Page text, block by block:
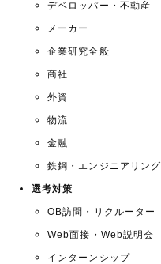
デベロッパー・不動産
メーカー
企業研究全般
商社
外資
物流
金融
鉄鋼・エンジニアリング
選考対策
OB訪問・リクルーター
Web面接・Web説明会
インターンシップ